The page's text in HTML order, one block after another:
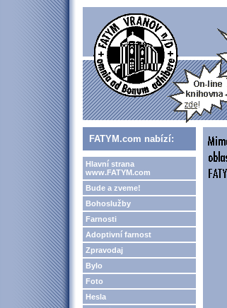
FATYM.com nabízí:
Hlavní strana
www.FATYM.com
Bude a zveme!
Bohoslužby
Farnosti
Adoptivní farnost
Zpravodaj
Bylo
Foto
Hesla